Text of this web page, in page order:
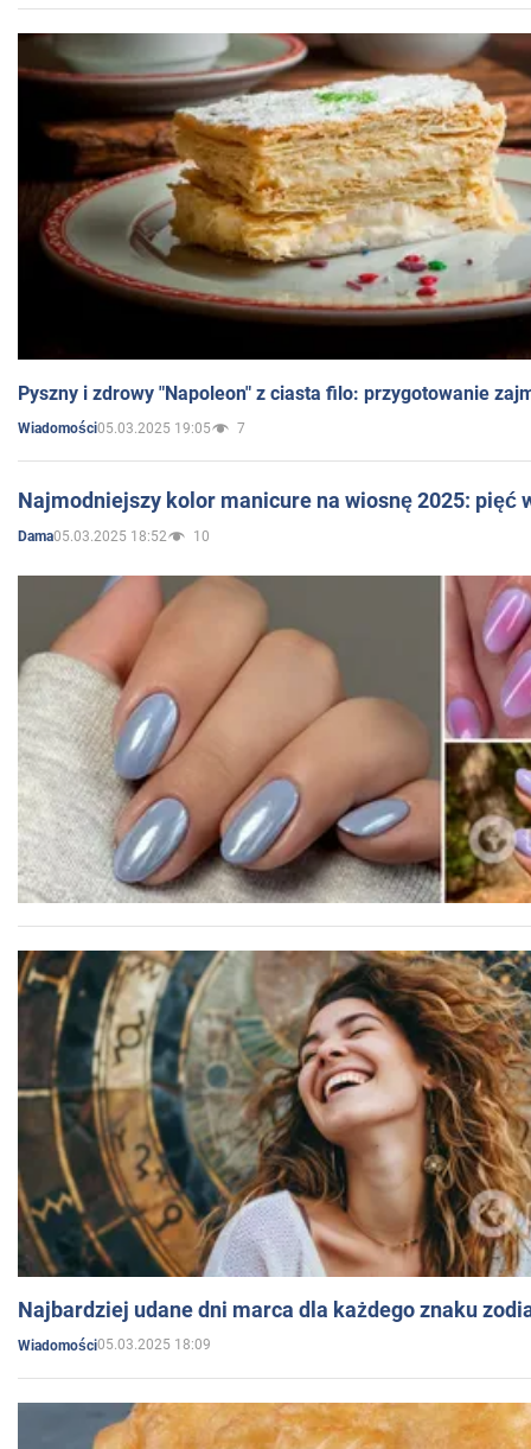
Pyszny i zdrowy "Napoleon" z ciasta filo: przygotowanie
Wiadomości05.03.2025 19:05 7
Najmodniejszy kolor manicure na wiosnę 2025: pięć
Dama05.03.2025 18:52 10
Najbardziej udane dni marca dla każdego znaku
Wiadomości05.03.2025 18:09